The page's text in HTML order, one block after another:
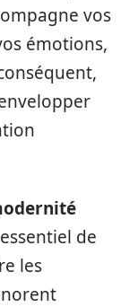
vos
émotions,
de
les